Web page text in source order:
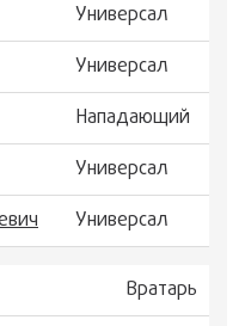
Универсал
Универсал
Нападающий
Универсал
Универсал
Вратарь